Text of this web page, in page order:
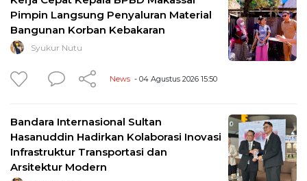
Pimpin Langsung Penyaluran Material
Bangunan Korban Kebakaran
Syukur Nutu
News - 04 Agustus 2026 15:50
Bandara Internasional Sultan
Hasanuddin Hadirkan Kolaborasi Inovasi
Infrastruktur Transportasi dan
Arsitektur Modern